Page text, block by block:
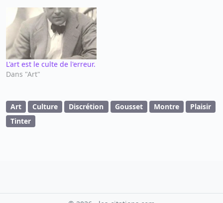
L'art est le culte de l'erreur.
Dans "Art"
Art Culture Discrétion Gousset Montre
Plaisir
Tinter